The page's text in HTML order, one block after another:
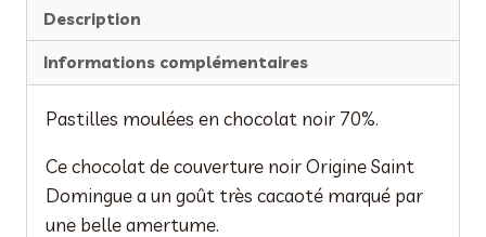
Description
Informations complémentaires
Pastilles moulées en chocolat noir 70%.
Ce chocolat de couverture noir Origine Saint
Domingue a un goût très cacaoté marqué par
une belle amertume.